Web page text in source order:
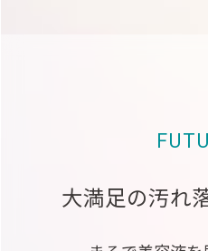
大満足の汚れ